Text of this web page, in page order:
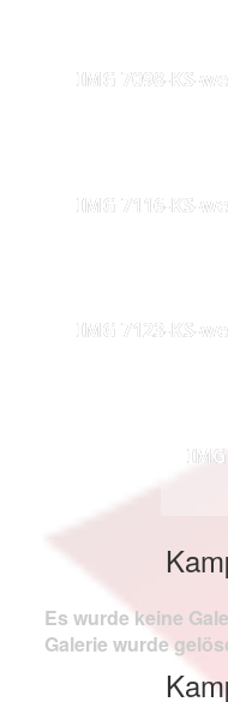
IMG 7098-KS-
IMG 7116-KS-
IMG 7123-KS-
Es wurde keine
Galerie wurde